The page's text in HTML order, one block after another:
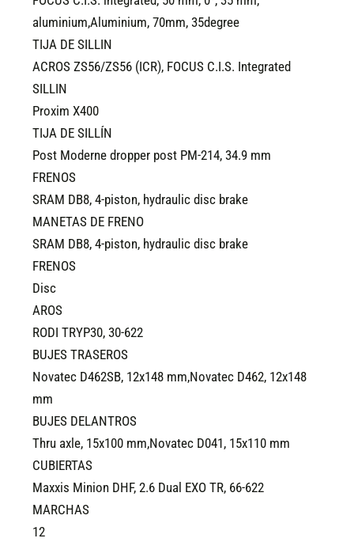
aluminium,Aluminium, 70mm, 35degree
TIJA DE SILLIN
ACROS ZS56/ZS56 (ICR), FOCUS C.I.S. Integrated
SILLIN
Proxim X400
TIJA DE SILLÍN
Post Moderne dropper post PM-214, 34.9 mm
FRENOS
SRAM DB8, 4-piston, hydraulic disc brake
MANETAS DE FRENO
SRAM DB8, 4-piston, hydraulic disc brake
FRENOS
Disc
AROS
RODI TRYP30, 30-622
BUJES TRASEROS
Novatec D462SB, 12x148 mm,Novatec D462, 12x148
mm
BUJES DELANTROS
Thru axle, 15x100 mm,Novatec D041, 15x110 mm
CUBIERTAS
Maxxis Minion DHF, 2.6 Dual EXO TR, 66-622
MARCHAS
12